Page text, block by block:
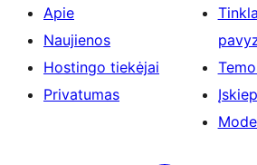
Apie
Naujienos
Hostingo tiekėjai
Privatumas